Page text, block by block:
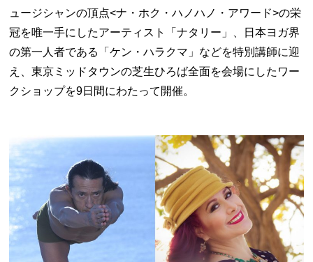
ュージシャンの頂点<ナ・ホク・ハノハノ・アワード>の栄
冠を唯一手にしたアーティスト「ナタリー」、日本ヨガ界
の第一人者である「ケン・ハラクマ」などを特別講師に迎
え、東京ミッドタウンの芝生ひろば全面を会場にしたワー
クショップを9日間にわたって開催。